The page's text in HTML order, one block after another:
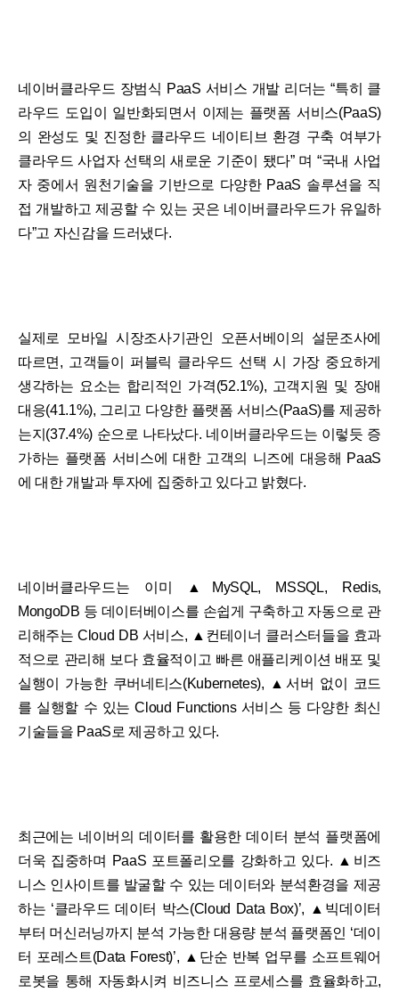
네이버클라우드 장범식 PaaS 서비스 개발 리더는 “특히 클
라우드 도입이 일반화되면서 이제는 플랫폼 서비스(PaaS)
의 완성도 및 진정한 클라우드 네이티브 환경 구축 여부가
클라우드 사업자 선택의 새로운 기준이 됐다” 며 “국내 사업
자 중에서 원천기술을 기반으로 다양한 PaaS 솔루션을 직
접 개발하고 제공할 수 있는 곳은 네이버클라우드가 유일하
다”고 자신감을 드러냈다.
실제로 모바일 시장조사기관인 오픈서베이의 설문조사에
따르면, 고객들이 퍼블릭 클라우드 선택 시 가장 중요하게
생각하는 요소는 합리적인 가격(52.1%), 고객지원 및 장애
대응(41.1%), 그리고 다양한 플랫폼 서비스(PaaS)를 제공하
는지(37.4%) 순으로 나타났다. 네이버클라우드는 이렇듯 증
가하는 플랫폼 서비스에 대한 고객의 니즈에 대응해 PaaS
에 대한 개발과 투자에 집중하고 있다고 밝혔다.
네이버클라우드는 이미 ▲MySQL, MSSQL, Redis,
MongoDB 등 데이터베이스를 손쉽게 구축하고 자동으로 관
리해주는 Cloud DB 서비스, ▲컨테이너 클러스터들을 효과
적으로 관리해 보다 효율적이고 빠른 애플리케이션 배포 및
실행이 가능한 쿠버네티스(Kubernetes), ▲서버 없이 코드
를 실행할 수 있는 Cloud Functions 서비스 등 다양한 최신
기술들을 PaaS로 제공하고 있다.
최근에는 네이버의 데이터를 활용한 데이터 분석 플랫폼에
더욱 집중하며 PaaS 포트폴리오를 강화하고 있다. ▲비즈
니스 인사이트를 발굴할 수 있는 데이터와 분석환경을 제공
하는 ‘클라우드 데이터 박스(Cloud Data Box)’, ▲빅데이터
부터 머신러닝까지 분석 가능한 대용량 분석 플랫폼인 ‘데이
터 포레스트(Data Forest)’, ▲단순 반복 업무를 소프트웨어
로봇을 통해 자동화시켜 비즈니스 프로세스를 효율화하고,